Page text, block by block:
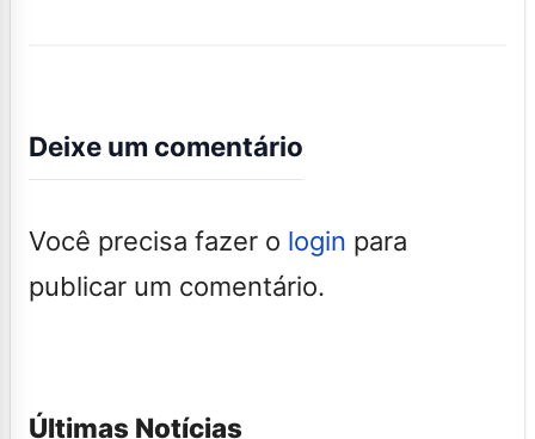
Deixe um comentário
Você precisa fazer o login para
publicar um comentário.
Últimas Notícias